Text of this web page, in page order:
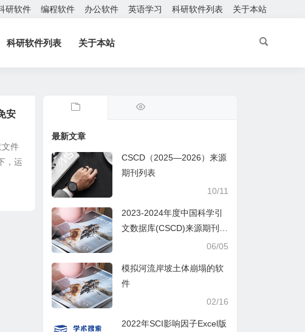
研软件 编程软件 办公软件 英语学习 科研软件列表 关于本站
科研软件列表 关于本站
安
文件
，运
最新文章
CSCD（2025—2026）来源
期刊列表
10/11
2023-2024年度中国科学引
文数据库(CSCD)来源期刊列
06/05
模拟河流岸坡土体崩塌的软
件
02/16
2022年SCI影响因子Excel版